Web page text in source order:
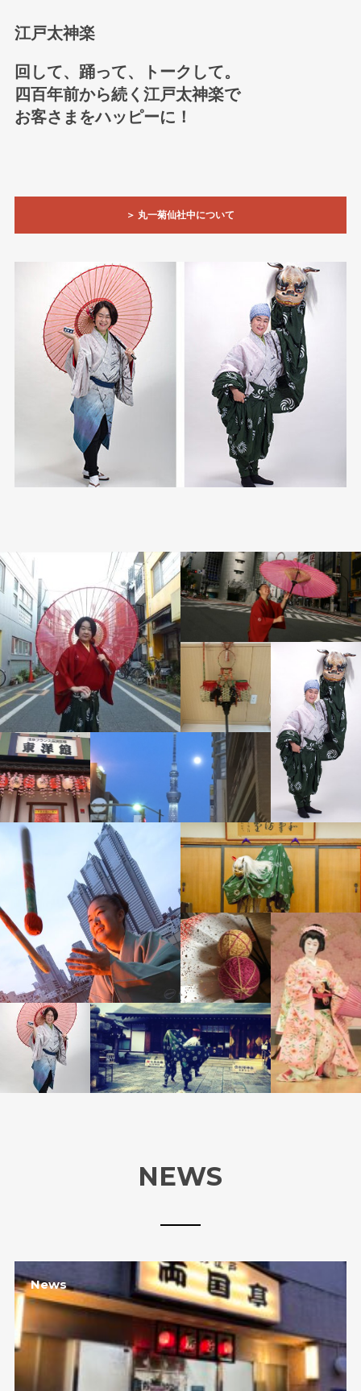
江戸太神楽
回して、踊って、トークして。
四百年前から続く江戸太神楽で
お客さまをハッピーに！
＞ 丸一菊仙社中について
NEWS
News